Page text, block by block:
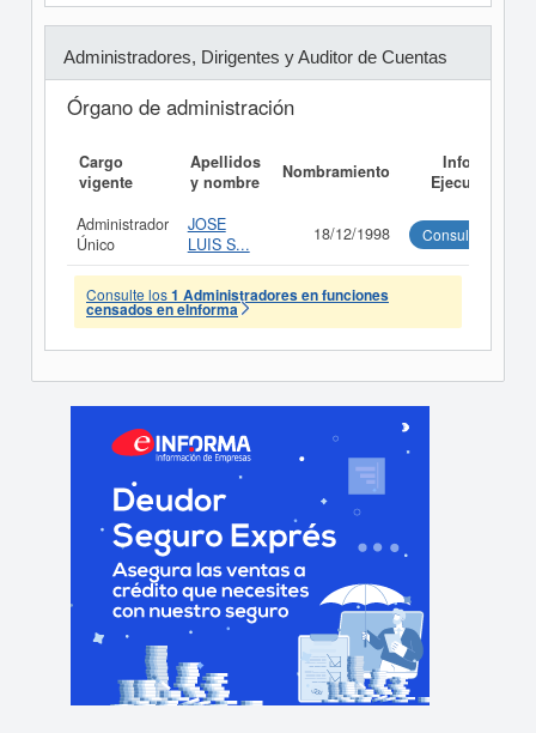
Administradores, Dirigentes y Auditor de Cuentas
Órgano de administración
Cargo
vigente
Apellidos
y nombre
Nombramiento
Informe
Ejecutivo
Administrador
Único
JOSE
LUIS S...
18/12/1998 Consultar
Consulte los1 Administradores en funciones
censados en eInforma